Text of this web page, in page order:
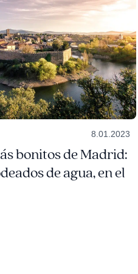
8.01.2023
bonitos de Madrid:
de agua, en el